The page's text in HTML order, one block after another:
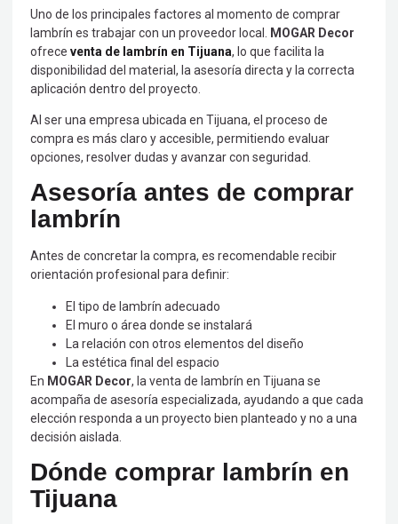
Uno de los principales factores al momento de comprar
lambrín es trabajar con un proveedor local.
MOGAR Decor
ofrece venta de lambrín en Tijuana, lo que facilita la
disponibilidad del material, la asesoría directa y la correcta
aplicación dentro del proyecto.
Al ser una empresa ubicada en Tijuana, el proceso de
compra es más claro y accesible, permitiendo evaluar
opciones, resolver dudas y avanzar con seguridad.
Asesoría antes de comprar
lambrín
Antes de concretar la compra, es recomendable recibir
orientación profesional para definir:
El tipo de lambrín adecuado
El muro o área donde se instalará
La relación con otros elementos del diseño
La estética final del espacio
En MOGAR Decor, la venta de lambrín en Tijuana se
acompaña de asesoría especializada, ayudando a que cada
elección responda a un proyecto bien planteado y no a una
decisión aislada.
Dónde comprar lambrín en
Tijuana